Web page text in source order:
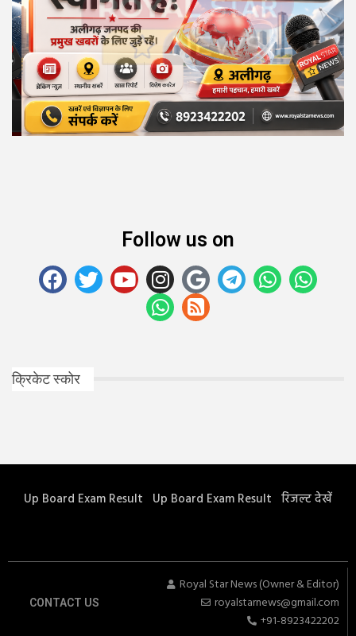
Follow us on
क्रिकेट स्कोर
Up Board Exam Result Up Board Exam Result रिजल्ट देखें
CONTACT US
Royal Star News (Owner & Editor)
royalstarnews@gmail.com
+91-8923422202